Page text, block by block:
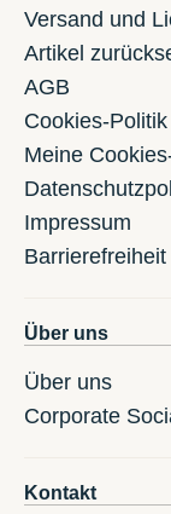
Versand und
Artikel
AGB
Cookies-Politik
Meine
Impressum
Barrierefreiheit
Über uns
Über uns
Corporate
Kontakt